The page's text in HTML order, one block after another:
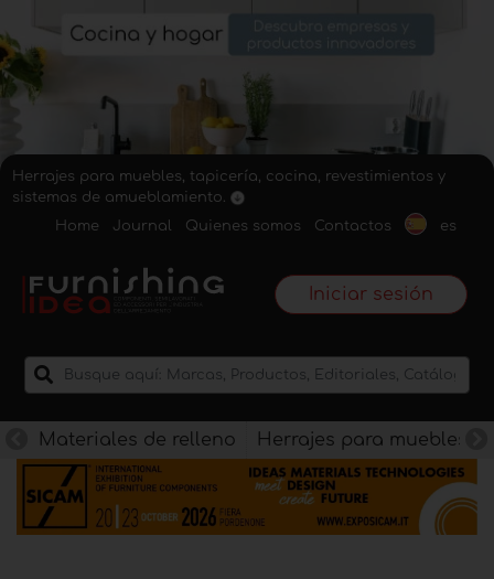
Herrajes para muebles, tapicería, cocina, revestimientos y
sistemas de amueblamiento.
Home
Journal Quienes somos Contactos es
Iniciar sesión
Materiales de relleno Herrajes para muebles